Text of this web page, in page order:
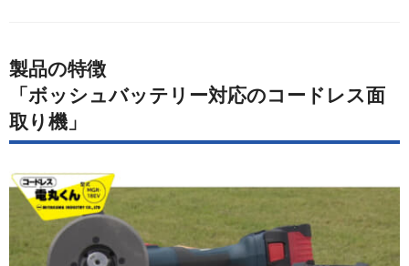
製品の特徴
「ボッシュバッテリー対応のコードレス面
取り機」